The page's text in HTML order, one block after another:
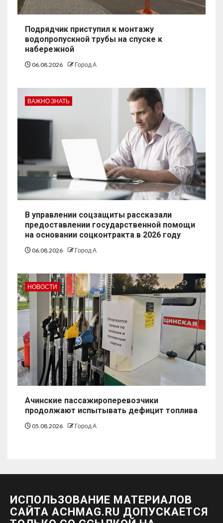
Подрядчик приступил к монтажу
водопропускной трубы на спуске к
набережной
06.08.2026 Город А
ВАЖНО ЗНАТЬ
В управлении соцзащиты рассказали
предоставлении государственной помощи
на основании соцконтракта в 2026 году
06.08.2026 Город А
НОВОСТИ
Ачинские пассажироперевозчики
продолжают испытывать дефицит топлива
05.08.2026 Город А
ИСПОЛЬЗОВАНИЕ МАТЕРИАЛОВ
САЙТА ACHMAG.RU ДОПУСКАЕТСЯ